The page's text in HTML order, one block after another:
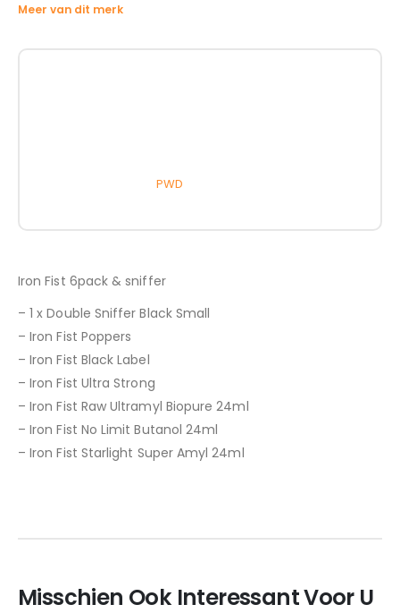
Meer van dit merk
PWD
Iron Fist 6pack & sniffer
– 1 x Double Sniffer Black Small
– Iron Fist Poppers
– Iron Fist Black Label
– Iron Fist Ultra Strong
– Iron Fist Raw Ultramyl Biopure 24ml
– Iron Fist No Limit Butanol 24ml
– Iron Fist Starlight Super Amyl 24ml
Misschien Ook Interessant Voor U